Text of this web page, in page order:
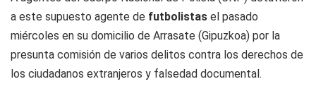
a este supuesto agente de futbolistas el pasado
miércoles en su domicilio de Arrasate (Gipuzkoa) por la
presunta comisión de varios delitos contra los derechos de
los ciudadanos extranjeros y falsedad documental.